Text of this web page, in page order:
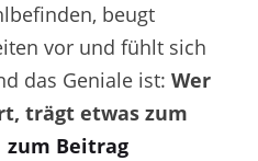
beugt
vor und fühlt sich
das Geniale ist: Wer
trägt etwas zum
zum Beitrag